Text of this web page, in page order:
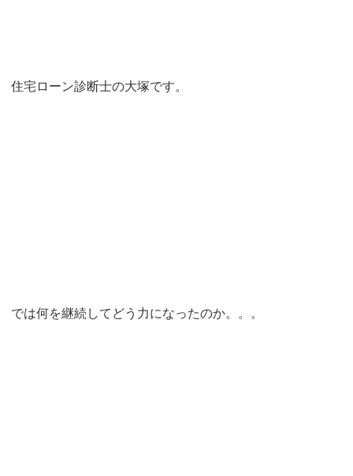
住宅ローン診断士の大塚です。
では何を継続してどう力になったのか。。。